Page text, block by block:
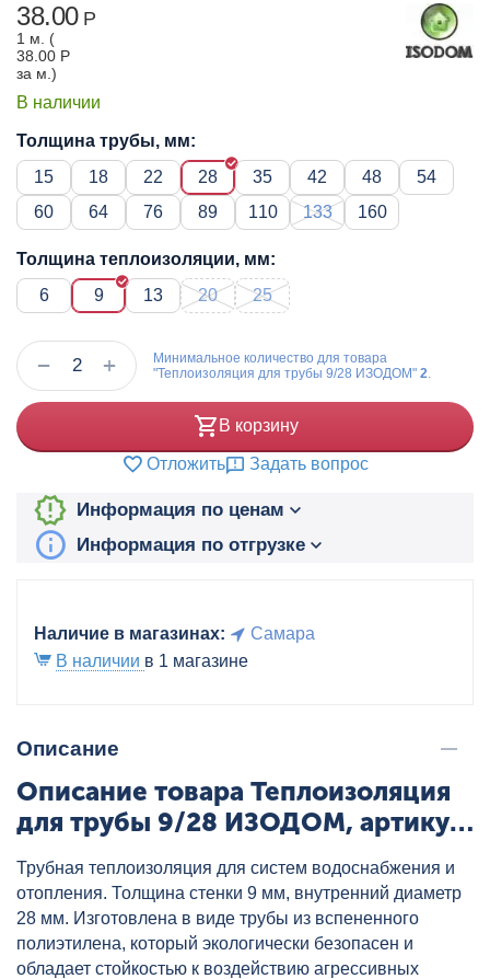
38.00 Р
1 м. (
38.00 Р
за м.)
В наличии
Толщина трубы, мм:
15
18 22 28 35 42 48
54
60
64 76 89 110 133 160
Толщина теплоизоляции, мм:
6
9 13 20 25
+
−
Минимальное количество для товара
"Теплоизоляция для трубы 9/28 ИЗОДОМ" 2
В корзину
Отложить Задать вопрос
Информация по ценам
Информация по отгрузке
Наличие в магазинах:
Самара
В наличии в 1 магазине
Описание
Описание товара Теплоизоляция
для трубы 9/28 ИЗОДОМ, артикул:
Трубная теплоизоляция для систем водоснабжения и
отопления. Толщина стенки 9 мм, внутренний диаметр
28 мм. Изготовлена в виде трубы из вспененного
полиэтилена, который экологически безопасен и
обладает стойкостью к воздействию агрессивных